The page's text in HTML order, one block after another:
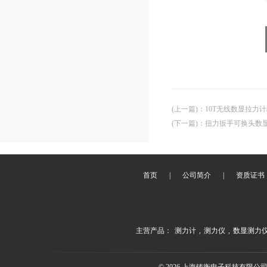
(上一篇) ： 10T无线数显拉力
(下一篇) ： 扭力扳手可换头数
首页 公司简介 资质证书
主营产品： 测力计 , 测力仪 , 数显测力